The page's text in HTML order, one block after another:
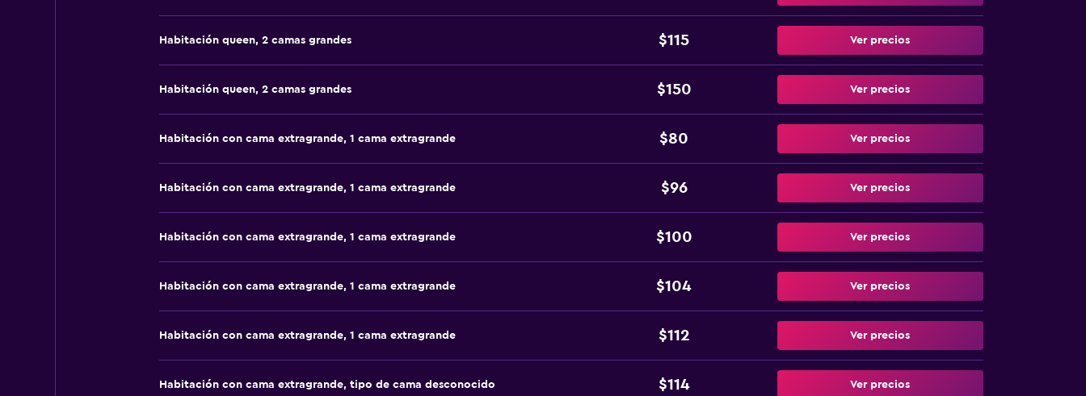
Habitación queen, 2 camas grandes $115 Ver precios
Habitación queen, 2 camas grandes $150 Ver precios
Habitación con cama extragrande, 1 cama extragrande $80 Ver precios
Habitación con cama extragrande, 1 cama extragrande $96 Ver precios
Habitación con cama extragrande, 1 cama extragrande $100 Ver precios
Habitación con cama extragrande, 1 cama extragrande $104 Ver precios
Habitación con cama extragrande, 1 cama extragrande $112 Ver precios
Habitación con cama extragrande, tipo de cama desconocido $114 Ver precios